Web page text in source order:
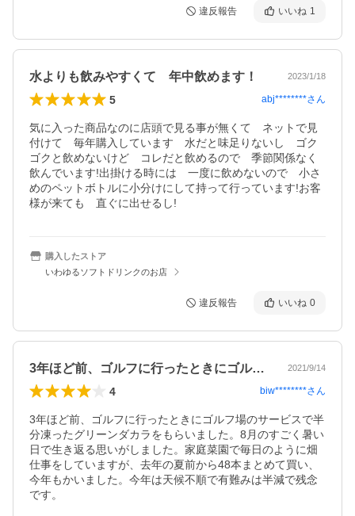
違反報告 いいね 1
水よりも飲みやすくて 年中飲めます！ 2023/1/18
5 abj********さん
気に入った商品なのに店頭で見る事が無くて　ネットで見
付けて　毎年購入しています　水だと味足りないし　ゴク
ゴクと飲めないけど　コレだと飲めるので　季節関係なく
飲んでいます!出掛ける時には　一度に飲めないので　小さ
めのペットボトルに小分けにして持って行っています!お客
様が来ても　直ぐに出せるし!
購入したストア
いわゆるソフトドリンクのお店
違反報告 いいね 0
3年ほど前、ゴルフに行ったときにゴルフ… 2021/9/14
4 biw********さん
3年ほど前、ゴルフに行ったときにゴルフ場のサービスで半
分凍ったグリーンダカラをもらいました。8月のすごく暑い
日で生き返る思いがしました。家庭菜園で毎日のように畑
仕事をしていますが、去年の夏前から48本まとめて買い、
今年もかいました。今年は天候不順で有難みは半減で残念
です。